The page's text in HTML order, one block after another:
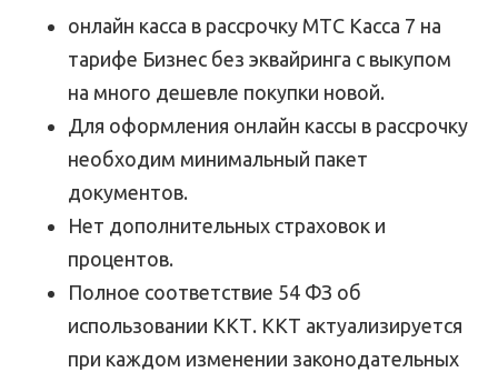
онлайн касса в рассрочку МТС Касса 7 на
тарифе Бизнес без эквайринга с выкупом
на много дешевле покупки новой.
Для оформления онлайн кассы в рассрочку
необходим минимальный пакет
документов.
Нет дополнительных страховок и
процентов.
Полное соответствие 54 ФЗ об
использовании ККТ. ККТ актуализируется
при каждом изменении законодательных